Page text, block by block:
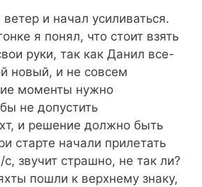
и начал усиливаться.
я понял, что стоит взять
руки, так как Данил все-
новый, и не совсем
моменты нужно
не допустить
и решение должно быть
старте начали прилетать
звучит страшно, не так ли?
пошли к верхнему знаку,